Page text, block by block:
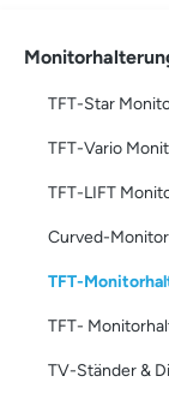
TFT-Star
TFT-Vario
TFT-LIFT
Curved-
TFT-
TFT-
TV-Ständer &